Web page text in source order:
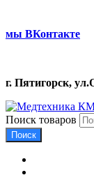
мы ВКонтакте
г. Пятигорск,
Поиск товаров
Поиск